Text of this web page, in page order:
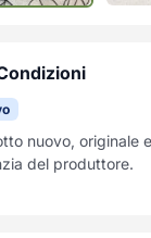
nuovo, originale
del produttore.